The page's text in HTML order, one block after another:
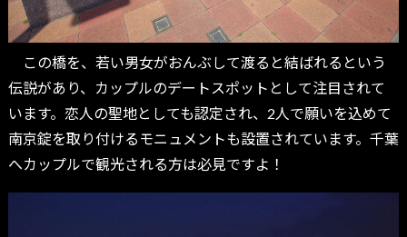
この橋を、若い男女がおんぶして渡ると結ばれるという
伝説があり、カップルのデートスポットとして注目されて
います。恋人の聖地としても認定され、2人で願いを込めて
南京錠を取り付けるモニュメントも設置されています。千葉
へカップルで観光される方は必見ですよ！